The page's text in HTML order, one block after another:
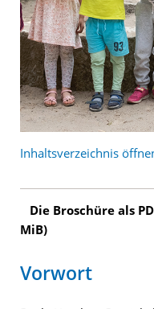
Inhaltsverzeichnis
Die Broschüre als
MiB)
Vorwort